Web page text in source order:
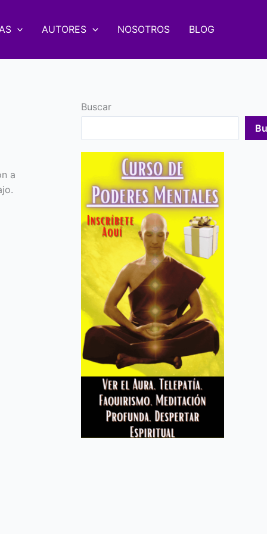
AUTORES NOSOTROS BLOG
a
Buscar